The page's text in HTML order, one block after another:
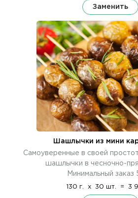
Заменить
Шашлычки из мини
Самоуверенные в своей
шашлычки в чесночно-
Минимальный заказ
130 г. x 30 шт. = 3